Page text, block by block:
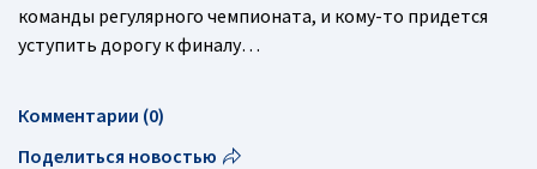
команды регулярного чемпионата, и кому-то придется
уступить дорогу к финалу…
Комментарии (0)
Поделиться новостью